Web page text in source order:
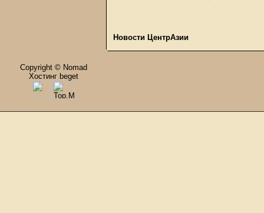
Новости ЦентрАзии
Copyright © Nomad
Хостинг beget